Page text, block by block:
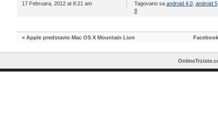
17 Februara, 2012 at 8:21 am
Tagovano sa android 4.0, android 5
8
« Apple predstavio Mac OS X Mountain Lion